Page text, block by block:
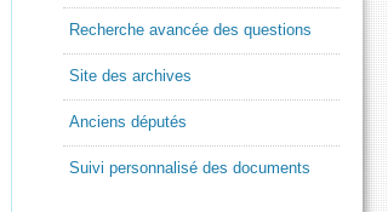
Recherche avancée des questions
Site des archives
Anciens députés
Suivi personnalisé des documents